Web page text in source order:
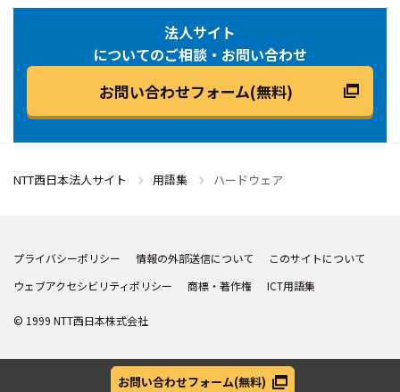
法人サイト
についてのご相談・お問い合わせ
お問い合わせフォーム(無料)
NTT西日本法人サイト 用語集 ハードウェア
プライバシーポリシー 情報の外部送信について
このサイトについて
ウェブアクセシビリティポリシー
商標・著作権 ICT用語集
© 1999 NTT西日本株式会社
お問い合わせフォーム(無料)